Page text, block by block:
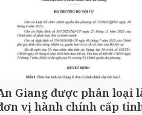
Giang được phân loại
vị hành chính cấp